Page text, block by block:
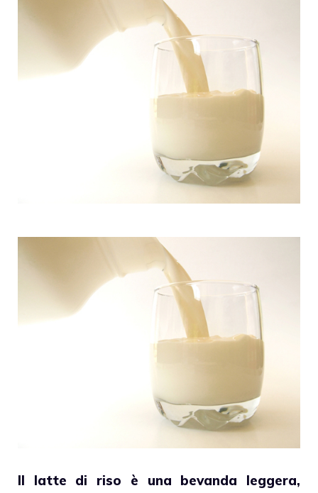
Il latte di riso è una bevanda leggera,